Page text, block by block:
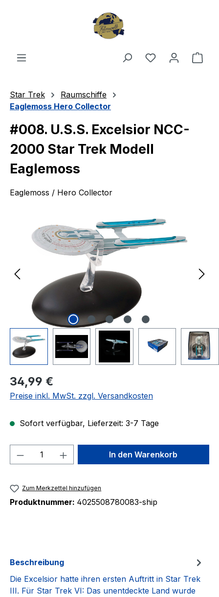
Du hast 0
Star Trek
Raumschiffe
Eaglemoss Hero Collector
#008. U.S.S. Excelsior NCC-
2000 Star Trek Modell
Eaglemoss
Eaglemoss / Hero Collector
Regulärer Preis:
34,99 €
Preise inkl. MwSt. zzgl. Versandkosten
Sofort verfügbar, Lieferzeit: 3-7 Tage
Produkt Anzahl: Gib denIn den Warenkorb
Zum Merkzettel hinzufügen
Produktnummer: 4025508780083-ship
Beschreibung
Die Excelsior hatte ihren ersten Auftritt in Star Trek
III. Für Star Trek VI: Das unentdeckte Land wurde